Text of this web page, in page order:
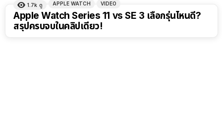
1.7k ดู APPLE WATCH VIDEO
Apple Watch Series 11 vs SE 3 เลือกรุ่นไหนดี?
สรุปครบจบในคลิปเดียว!